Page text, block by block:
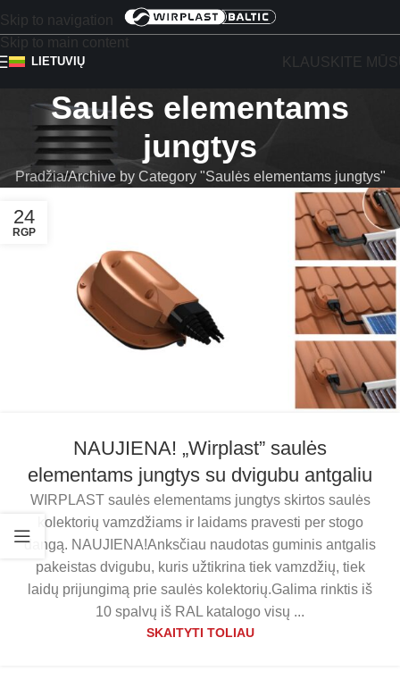
Skip to navigation
Skip to main content
LIETUVIŲ KLAUSKITE
Saulės elementams
jungtys
Pradžia Archive by Category "Saulės elementams jungtys"
24
RGP
NAUJIENA! „Wirplast” saulės
elementams jungtys su dvigubu antgaliu
WIRPLAST saulės elementams jungtys skirtos saulės
kolektorių vamzdžiams ir laidams pravesti per stogo
dangą. NAUJIENA!Anksčiau naudotas guminis antgalis
pakeistas dvigubu, kuris užtikrina tiek vamzdžių, tiek
laidų prijungimą prie saulės kolektorių.Galima rinktis iš
10 spalvų iš RAL katalogo visų ...
SKAITYTI TOLIAU